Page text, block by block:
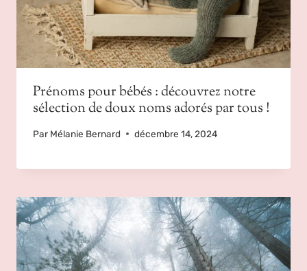
Prénoms pour bébés : découvrez notre
sélection de doux noms adorés par tous !
Par Mélanie Bernard décembre 14, 2024